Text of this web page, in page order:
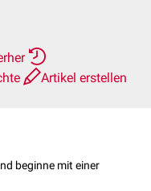
Artikel erstellen
beginne mit einer